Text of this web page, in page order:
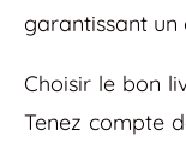
garantissant
Choisir le bon
Tenez compte